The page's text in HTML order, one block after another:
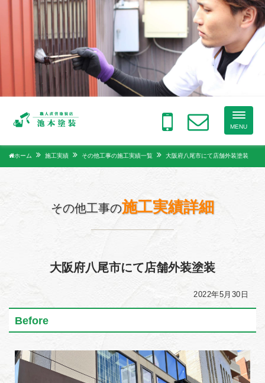
Toggle
MENU
ホーム 施工実績 その他工事の施工実績一覧 大阪府八尾市にて店舗外装塗装
その他工事の施工実績詳細
大阪府八尾市にて店舗外装塗装
2022年5月30日
Before